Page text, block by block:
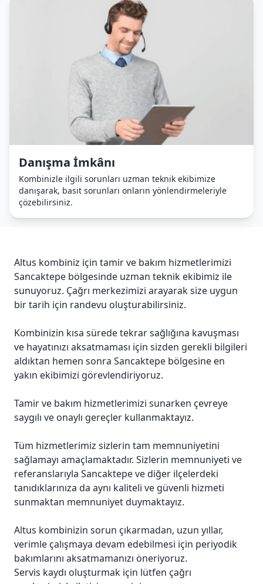
Danışma İmkânı
Kombinizle ilgili sorunları uzman teknik ekibimize
danışarak, basit sorunları onların yönlendirmeleriyle
çözebilirsiniz.
Altus kombiniz için tamir ve bakım hizmetlerimizi
Sancaktepe bölgesinde uzman teknik ekibimiz ile
sunuyoruz. Çağrı merkezimizi arayarak size uygun
bir tarih için randevu oluşturabilirsiniz.
Kombinizin kısa sürede tekrar sağlığına kavuşması
ve hayatınızı aksatmaması için sizden gerekli bilgileri
aldıktan hemen sonra Sancaktepe bölgesine en
yakın ekibimizi görevlendiriyoruz.
Tamir ve bakım hizmetlerimizi sunarken çevreye
saygılı ve onaylı gereçler kullanmaktayız.
Tüm hizmetlerimiz sizlerin tam memnuniyetini
sağlamayı amaçlamaktadır. Sizlerin memnuniyeti ve
referanslarıyla Sancaktepe ve diğer ilçelerdeki
tanıdıklarınıza da aynı kaliteli ve güvenli hizmeti
sunmaktan memnuniyet duymaktayız.
Altus kombinizin sorun çıkarmadan, uzun yıllar,
verimle çalışmaya devam edebilmesi için periyodik
bakımlarını aksatmamanızı öneriyoruz.
Servis kaydı oluşturmak için lütfen çağrı